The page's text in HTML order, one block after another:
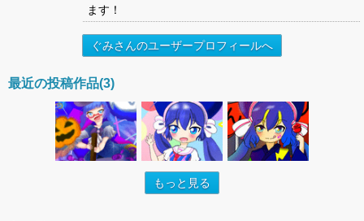
ます！
ぐみさんのユーザープロフィールへ
最近の投稿作品(3)
もっと見る